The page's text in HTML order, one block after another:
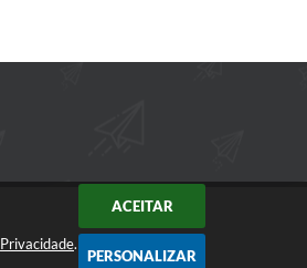
Privacidade.
ACEITAR
PERSONALIZAR